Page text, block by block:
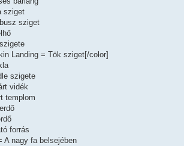
sziget
sziget
Landing = Tök sziget[/color]
szigete
vidék
templom
forrás
A nagy fa belsejében